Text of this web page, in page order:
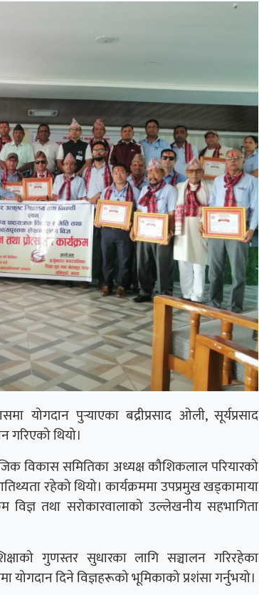
योगदान पुर्‍याएका बद्रीप्रसाद ओली, सूर्यप्रसाद
गरिएको थियो।
विकास समितिका अध्यक्ष कौशिकलाल परियारको
रहेको थियो। कार्यक्रममा उपप्रमुख खड्कामाया
विज्ञ तथा सरोकारवालाको उल्लेखनीय सहभागिता
गुणस्तर सुधारका लागि सञ्चालन गरिरहेका
योगदान दिने विज्ञहरूको भूमिकाको प्रशंसा गर्नुभयो।